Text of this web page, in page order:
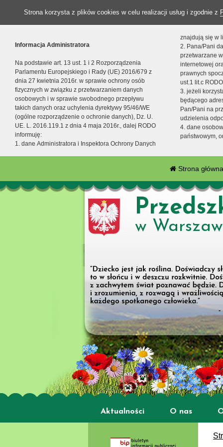
Strona korzysta z plików cookies w celu realizacji usług i zgodnie z
Informacja Administratora
Na podstawie art. 13 ust. 1 i 2 Rozporządzenia
Parlamentu Europejskiego i Rady (UE) 2016/679 z
dnia 27 kwietnia 2016r. w sprawie ochrony osób
fizycznych w związku z przetwarzaniem danych
osobowych i w sprawie swobodnego przepływu
takich danych oraz uchylenia dyrektywy 95/46/WE
(ogólne rozporządzenie o ochronie danych), Dz. U.
UE. L. 2016.119.1 z dnia 4 maja 2016r., dalej RODO
informuję:
1. dane Administratora i Inspektora Ochrony Danych
znajdują się w
2. Pana/Pani
przetwarzane
internetowej
prawnych
ust.1 lit.c
3. jeżeli
będącego
Pan/Pani na
udzielenia
4. dane
państwowym,
Strona główna
w
Aktualności O nas